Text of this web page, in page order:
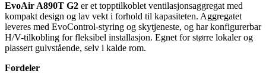
EvoAir A890T G2 er et topptilkoblet ventilasjonsaggregat med
kompakt design og lav vekt i forhold til kapasiteten. Aggregatet
leveres med EvoControl-styring og skytjeneste, og har konfigurerbar
H/V-tilkobling for fleksibel installasjon. Egnet for større lokaler og
plassert gulvstående, selv i kalde rom.
Fordeler